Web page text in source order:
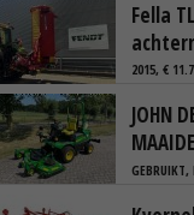
Fella
2015, €
JOHN
GEBRUIKT,